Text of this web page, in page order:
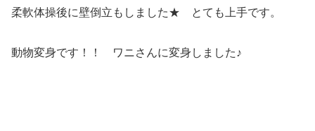
柔軟体操後に壁倒立もしました★ とても上手です。
動物変身です！！ ワニさんに変身しました♪